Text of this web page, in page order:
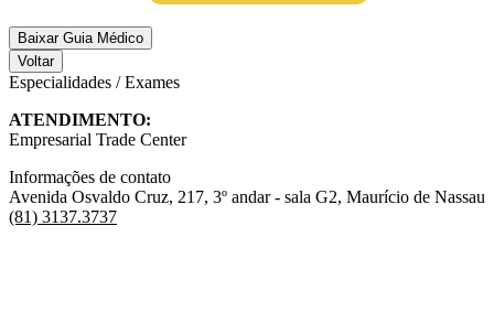
Baixar Guia Médico
Voltar
Especialidades / Exames
ATENDIMENTO:
Empresarial Trade Center
Informações de contato
Avenida Osvaldo Cruz, 217, 3º andar - sala G2, Maurício de Nassau
(81) 3137.3737